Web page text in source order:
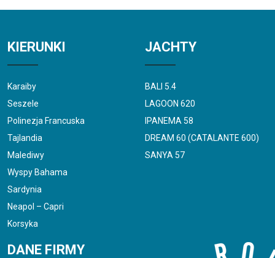
KIERUNKI
Karaiby
Seszele
Polinezja Francuska
Tajlandia
Malediwy
Wyspy Bahama
Sardynia
Neapol – Capri
Korsyka
JACHTY
BALI 5.4
LAGOON 620
IPANEMA 58
DREAM 60 (CATALANTE 600)
SANYA 57
DANE FIRMY